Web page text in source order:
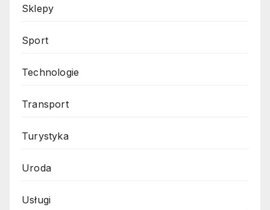
Sklepy
Sport
Technologie
Transport
Turystyka
Uroda
Usługi